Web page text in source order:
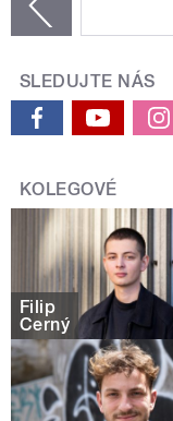
SLEDUJTE NÁS
KOLEGOVÉ
Filip
Černý